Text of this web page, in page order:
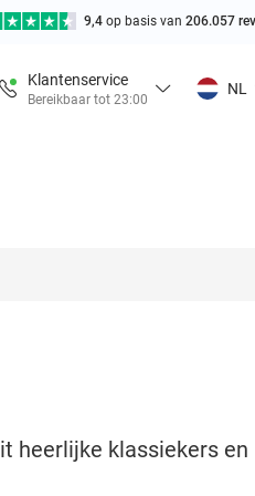
9,4 op basis van 206.057
Klantenservice
Bereikbaar tot 23:00
NL
heerlijke klassiekers en